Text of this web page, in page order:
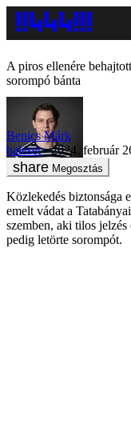
A piros ellenére
sorompó bánta
Benics Márk
baleset
2024. február
Megosztás
Közlekedés biztonsága
emelt vádat a
szemben, aki tilos
pedig letörte sorompót.